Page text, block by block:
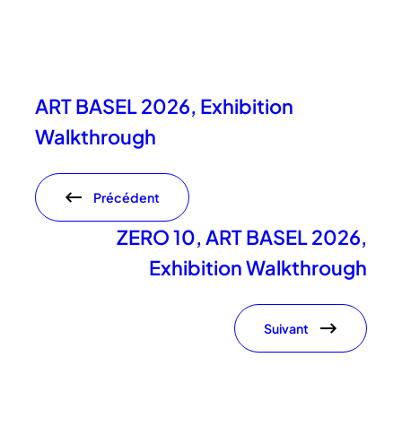
ART BASEL 2026, Exhibition
Walkthrough
Précédent
ZERO 10, ART BASEL 2026,
Exhibition Walkthrough
Suivant